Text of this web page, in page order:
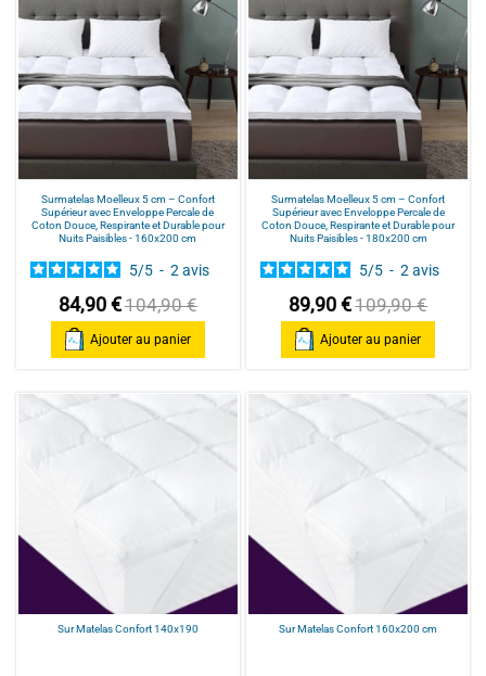
Surmatelas Moelleux 5 cm – Confort
Supérieur avec Enveloppe Percale de
Coton Douce, Respirante et Durable pour
Nuits Paisibles - 160x200 cm
5/5 - 2 avis
84,90 €104,90 €
Ajouter au panier
Surmatelas Moelleux 5 cm – Confort
Supérieur avec Enveloppe Percale de
Coton Douce, Respirante et Durable pour
Nuits Paisibles - 180x200 cm
5/5 - 2avis
89,90 €109,90 €
Ajouter au panier
Sur Matelas Confort 140x190 Sur Matelas Confort 160x200 cm